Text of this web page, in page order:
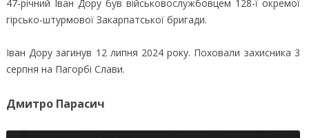
47-річний Іван Дору був військовослужбовцем 128-ї окремої
гірсько-штурмової Закарпатської бригади.
Іван Дору загинув 12 липня 2024 року. Поховали захисника 3
серпня на Пагорбі Слави.
Дмитро Парасич